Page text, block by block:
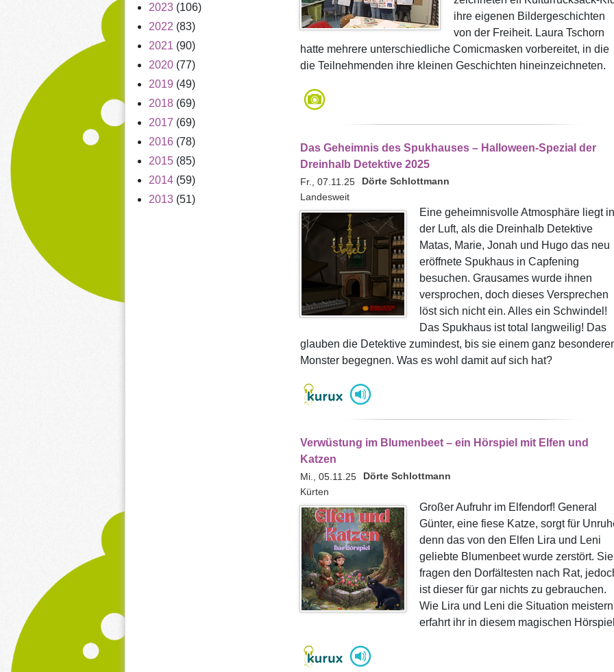
2023 (106)
2022 (83)
2021 (90)
2020 (77)
2019 (49)
2018 (69)
2017 (69)
2016 (78)
2015 (85)
2014 (59)
2013 (51)
ihre eigenen Bildergeschichten
von der Freiheit. Laura Tschorn
hatte mehrere unterschiedliche Comicmasken vorbereitet, in die
die Teilnehmenden ihre kleinen Geschichten hineinzeichneten.
Das Geheimnis des Spukhauses – Halloween-Spezial der
Dreinhalb Detektive 2025
Fr., 07.11.25 Dörte Schlottmann
Landesweit
Eine geheimnisvolle Atmosphäre liegt in
der Luft, als die Dreinhalb Detektive
Matas, Marie, Jonah und Hugo das neu
eröffnete Spukhaus in Capfening
besuchen. Grausames wurde ihnen
versprochen, doch dieses Versprechen
löst sich nicht ein. Alles ein Schwindel!
Das Spukhaus ist total langweilig! Das
glauben die Detektive zumindest, bis sie einem ganz
Monster begegnen. Was es wohl damit auf sich hat?
Verwüstung im Blumenbeet – ein Hörspiel mit Elfen und
Katzen
Mi., 05.11.25 Dörte Schlottmann
Kürten
Großer Aufruhr im Elfendorf! General
Günter, eine fiese Katze, sorgt für
denn das von den Elfen Lira und Leni
geliebte Blumenbeet wurde zerstört. Sie
fragen den Dorfältesten nach Rat,
ist dieser für gar nichts zu gebrauchen.
Wie Lira und Leni die Situation
erfahrt ihr in diesem magischen